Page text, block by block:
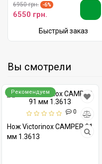
6950 грн. -6%
6550 грн.
Быстрый заказ
Вы смотрели
Рекомендуем
0
Нож Victorinox CAMPER 91
мм 1.3613